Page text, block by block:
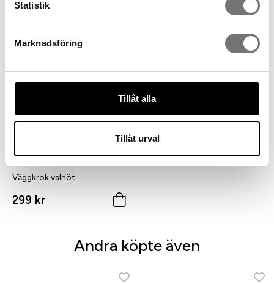
Statistik
Marknadsföring
Tillåt alla
Tillåt urval
249 kr
Väggkrok vitlaserad ask
Väggkrok valnöt
299 kr
Andra köpte även